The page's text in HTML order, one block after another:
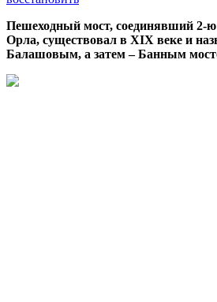
Пешеходный мост, соединявший 2-ю
Орла, существовал в XIX веке и
Балашовым, а затем – Банным